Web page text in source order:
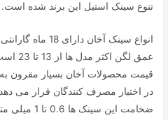
تنوع سینک استیل این برند شده است.
انواع سینک آخان دارای 18 ماه گارانتی می باشد.
عمق لگن اکثر مدل ها از 13 تا 23 است.
قیمت محصولات آخان بسیار مقرون
در اختیار مصرف کنندگان قرار می
ضخامت این سینک ها 0.6 تا 1 میلی متر است.